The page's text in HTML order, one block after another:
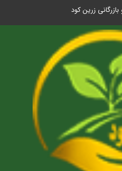
زرین کود